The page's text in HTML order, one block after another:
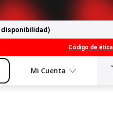
disponibilidad)
Código de ética
Mi Cuenta